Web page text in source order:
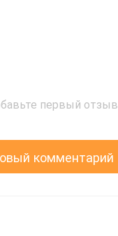
первый отзыв
комментарий